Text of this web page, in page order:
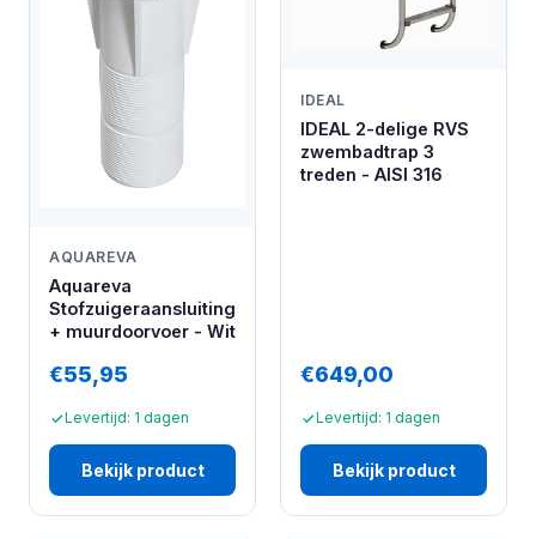
AQUAREVA
Aquareva
Stofzuigeraansluiting
+ muurdoorvoer - Wit
€55,95
Levertijd: 1 dagen
Bekijk product
IDEAL
IDEAL 2-delige RVS
zwembadtrap 3
treden - AISI 316
€649,00
Levertijd: 1 dagen
Bekijk product